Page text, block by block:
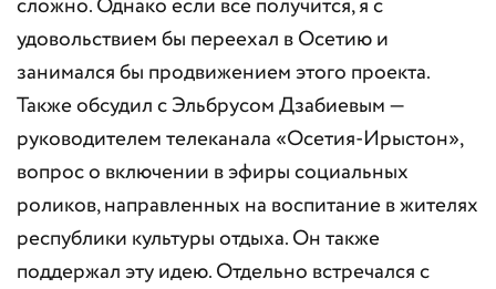
сложно. Однако если все получится, я с
удовольствием бы переехал в Осетию и
занимался бы продвижением этого проекта.
Также обсудил с Эльбрусом Дзабиевым —
руководителем телеканала «Осетия-Ирыстон»,
вопрос о включении в эфиры социальных
роликов, направленных на воспитание в жителях
республики культуры отдыха. Он также
поддержал эту идею. Отдельно встречался с